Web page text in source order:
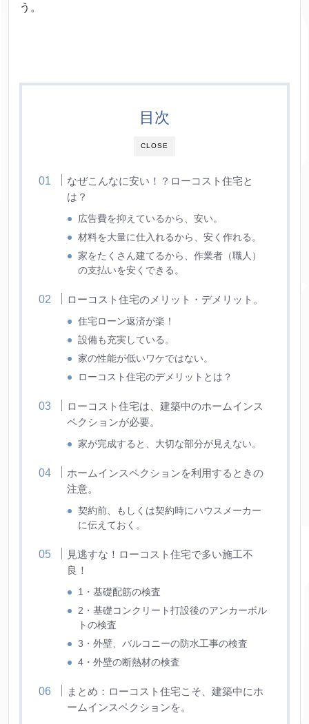
う。
CLOSE
目次
なぜこんなに安い！？ローコスト住宅と
は？
広告費を抑えているから、安い。
材料を大量に仕入れるから、安く作れる。
家をたくさん建てるから、作業者（職人）
の支払いを安くできる。
ローコスト住宅のメリット・デメリット。
住宅ローン返済が楽！
設備も充実している。
家の性能が低いワケではない。
ローコスト住宅のデメリットとは？
ローコスト住宅は、建築中のホームインス
ペクションが必要。
家が完成すると、大切な部分が見えない。
ホームインスペクションを利用するときの
注意。
契約前、もしくは契約時にハウスメーカー
に伝えておく。
見逃すな！ローコスト住宅で多い施工不
良！
1・基礎配筋の検査
2・基礎コンクリート打設後のアンカーボル
トの検査
3・外壁、バルコニーの防水工事の検査
4・外壁の断熱材の検査
まとめ：ローコスト住宅こそ、建築中にホ
ームインスペクションを。